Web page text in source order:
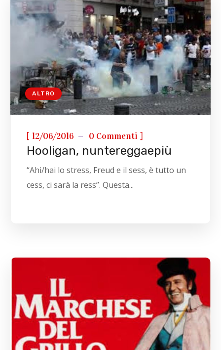
ALTRO
[12/06/2016 0 Commenti ]
Hooligan, nuntereggaepiù
“Ahi/hai lo stress, Freud e il sess, è tutto un
cess, ci sarà la ress”. Questa...